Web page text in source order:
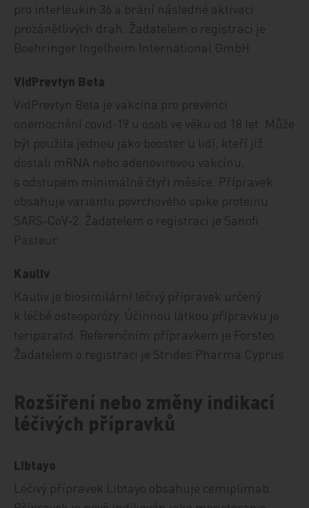
pro interleukin 36 a brání následné aktivaci
prozánětlivých drah. Žadatelem o registraci je
Boehringer Ingelheim International GmbH.
VidPrevtyn Beta
VidPrevtyn Beta je vakcína pro prevenci
onemocnění covid‑19 u osob ve věku od 18 let. Může
být použita jednou jako booster u lidí, kteří již
dostali mRNA nebo adenovirovou vakcínu,
s odstupem minimálně čtyři měsíce. Přípravek
obsahuje variantu povrchového spike proteinu
SARS‑CoV‑2. Žadatelem o registraci je Sanofi
Pasteur.
Kauliv
Kauliv je biosimilární léčivý přípravek určený
k léčbě osteo­po­ró­zy. Účinnou látkou přípravku je
teriparatid. Re­fe­ren­čním přípravkem je Forsteo.
Žadatelem o registraci je Strides Pharma Cyprus.
Rozšíření nebo změny indikací
léčivých přípravků
Libtayo
Léčivý přípravek Libtayo obsahuje cemiplimab.